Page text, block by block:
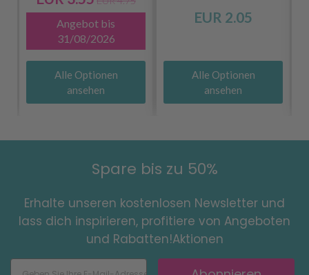
Angebot bis
31/08/2026
Alle Optionen
ansehen
EUR 2.05
Alle Optionen
ansehen
Spare bis zu 50%
Erhalte unseren kostenlosen Newsletter und
lass dich inspirieren, profitiere von Angeboten
und Rabatten!Aktionen